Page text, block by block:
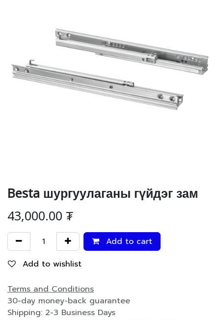
Besta шургуулаганы гүйдэг зам
43,000.00₮
Add to cart
Add to wishlist
Terms and Conditions
30-day money-back guarantee
Shipping: 2-3 Business Days